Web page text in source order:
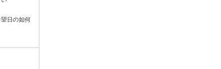
日の如何